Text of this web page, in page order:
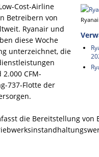
Cost-Airline
Betreibern von
Ryanair und
diese Woche
unterzeichnet, die
CFM-
737-Flotte der
die Bereitstellung